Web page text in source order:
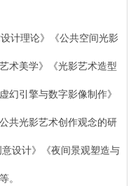
计理论》《公共空间光影
术美学》《光影艺术造型
幻引擎与数字影像制作》
共光影艺术创作观念的研
设计》《夜间景观塑造与
。